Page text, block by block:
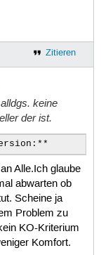
Zitieren
keine
der ist.
Alle.Ich glaube
abwarten ob
Scheine ja
Problem zu
KO-Kriterium
Komfort.